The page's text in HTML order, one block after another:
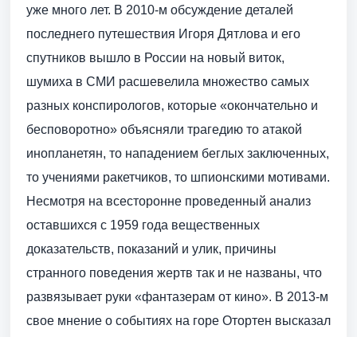
уже много лет. В 2010-м обсуждение деталей
последнего путешествия Игоря Дятлова и его
спутников вышло в России на новый виток,
шумиха в СМИ расшевелила множество самых
разных конспирологов, которые «окончательно и
бесповоротно» объясняли трагедию то атакой
инопланетян, то нападением беглых заключенных,
то учениями ракетчиков, то шпионскими мотивами.
Несмотря на всесторонне проведенный анализ
оставшихся с 1959 года вещественных
доказательств, показаний и улик, причины
странного поведения жертв так и не названы, что
развязывает руки «фантазерам от кино». В 2013-м
свое мнение о событиях на горе Отортен высказал